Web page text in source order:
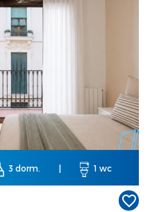
3 dorm. 1 wc